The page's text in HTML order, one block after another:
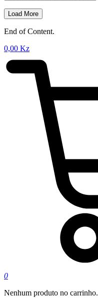
Load More
End of Content.
0,00 Kz
0
Nenhum produto no carrinho.